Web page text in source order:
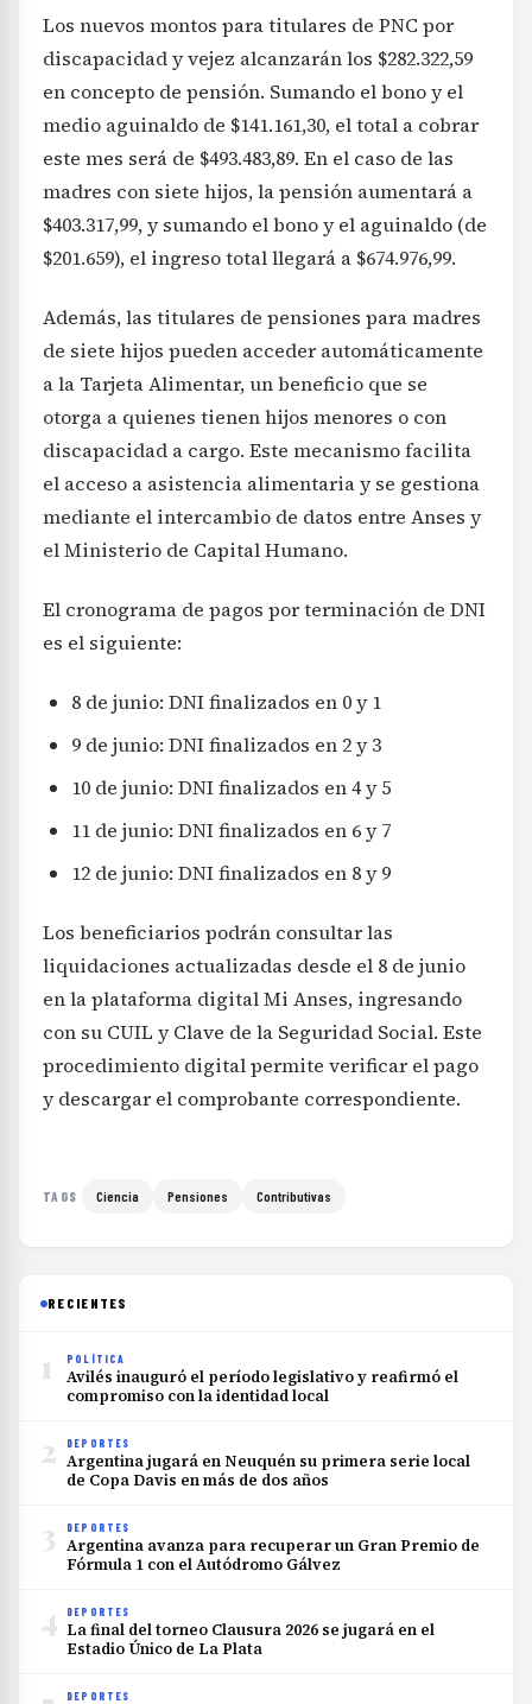
Los nuevos montos para titulares de PNC por
discapacidad y vejez alcanzarán los $282.322,59
en concepto de pensión. Sumando el bono y el
medio aguinaldo de $141.161,30, el total a cobrar
este mes será de $493.483,89. En el caso de las
madres con siete hijos, la pensión aumentará a
$403.317,99, y sumando el bono y el aguinaldo (de
$201.659), el ingreso total llegará a $674.976,99.
Además, las titulares de pensiones para madres
de siete hijos pueden acceder automáticamente
a la Tarjeta Alimentar, un beneficio que se
otorga a quienes tienen hijos menores o con
discapacidad a cargo. Este mecanismo facilita
el acceso a asistencia alimentaria y se gestiona
mediante el intercambio de datos entre Anses y
el Ministerio de Capital Humano.
El cronograma de pagos por terminación de DNI
es el siguiente:
8 de junio: DNI finalizados en 0 y 1
9 de junio: DNI finalizados en 2 y 3
10 de junio: DNI finalizados en 4 y 5
11 de junio: DNI finalizados en 6 y 7
12 de junio: DNI finalizados en 8 y 9
Los beneficiarios podrán consultar las
liquidaciones actualizadas desde el 8 de junio
en la plataforma digital Mi Anses, ingresando
con su CUIL y Clave de la Seguridad Social. Este
procedimiento digital permite verificar el pago
y descargar el comprobante correspondiente.
TAGS Ciencia Pensiones Contributivas
RECIENTES
1 POLÍTICA
Avilés inauguró el período legislativo y reafirmó el
compromiso con la identidad local
2 DEPORTES
Argentina jugará en Neuquén su primera serie local
de Copa Davis en más de dos años
3 DEPORTES
Argentina avanza para recuperar un Gran Premio de
Fórmula 1 con el Autódromo Gálvez
4 DEPORTES
La final del torneo Clausura 2026 se jugará en el
Estadio Único de La Plata
DEPORTES